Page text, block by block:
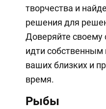
творчества и
решения для
Доверяйте своему
идти
ваших близких и
время.
Рыбы